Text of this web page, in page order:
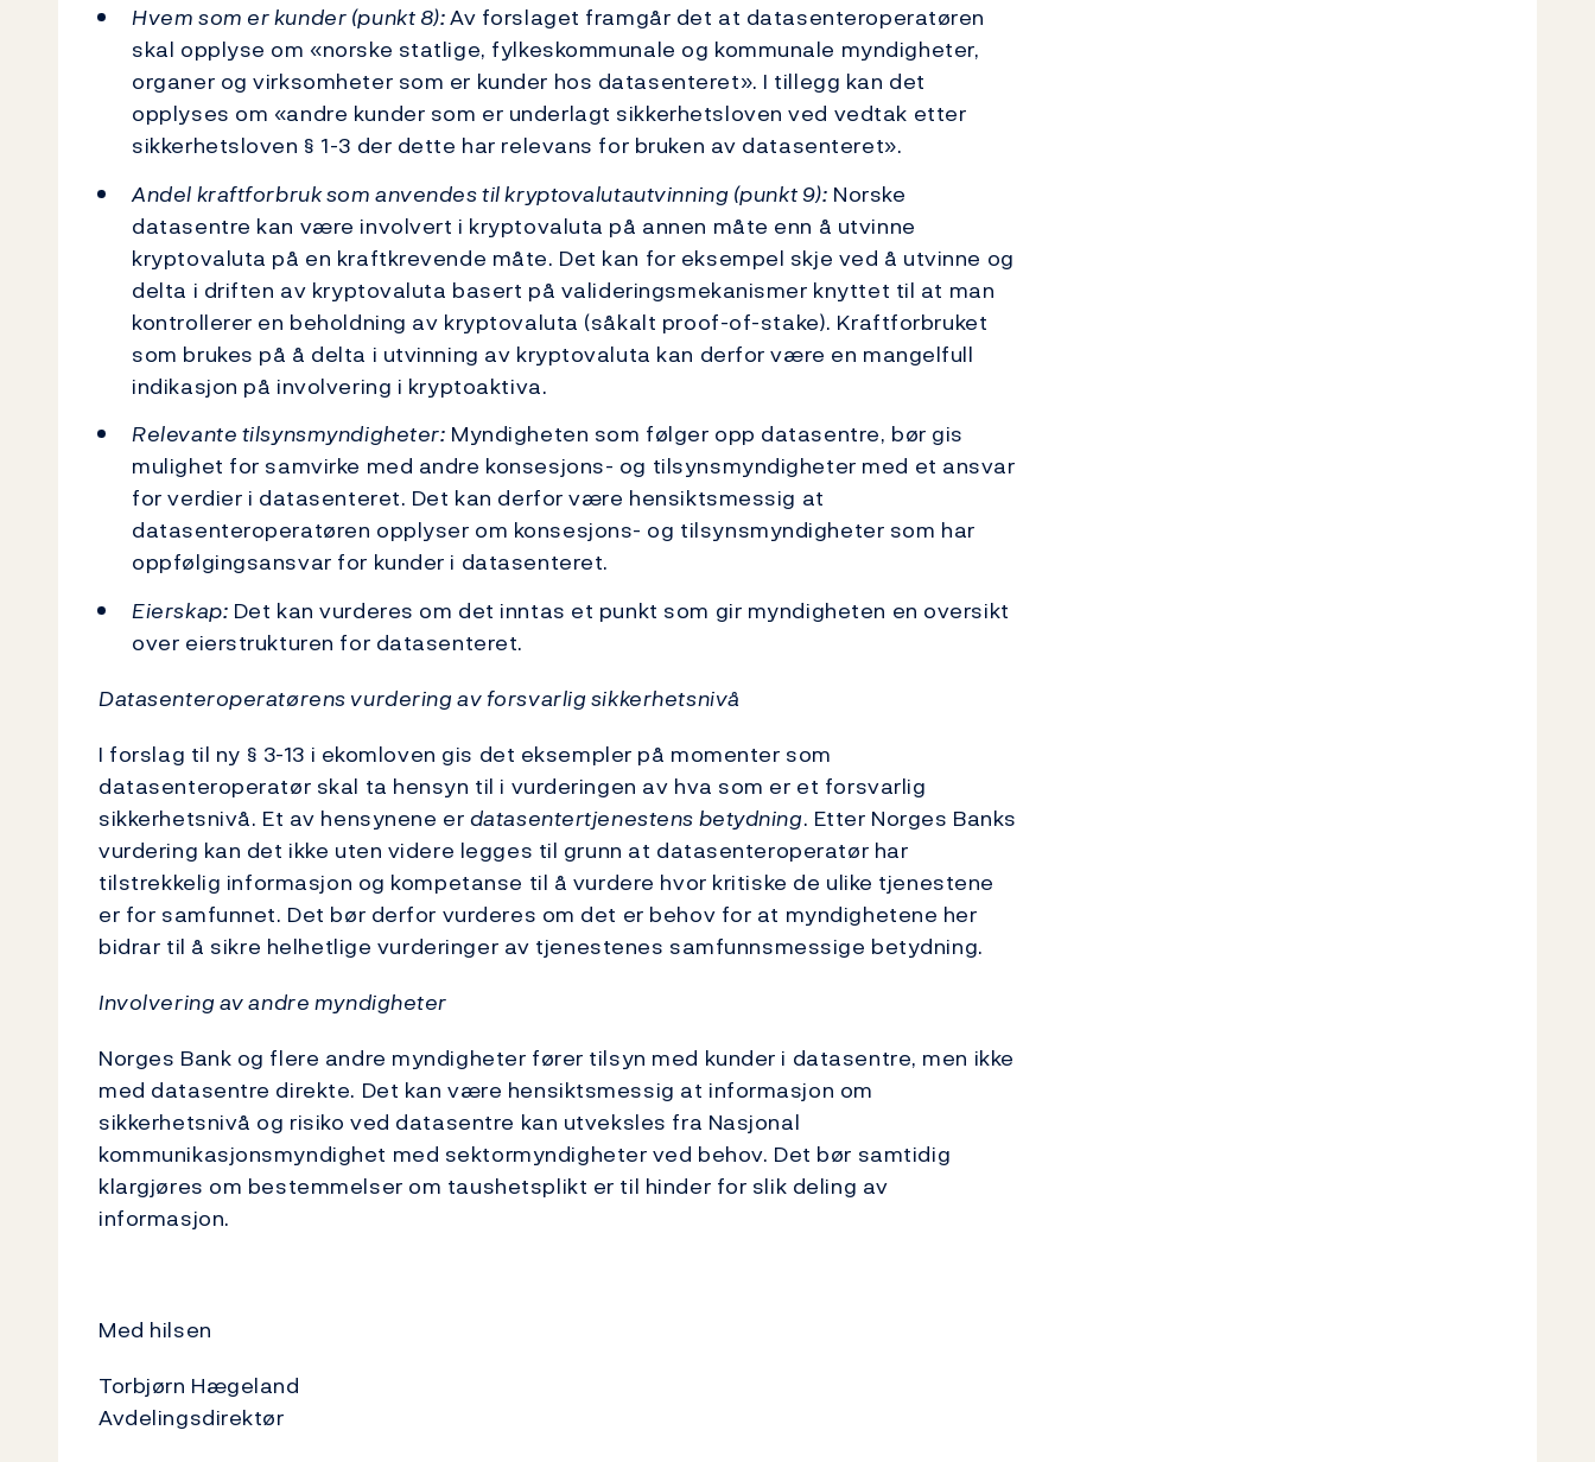
Hvem som er kunder (punkt 8):Av forslaget framgår det at datasenteroperatøren
skal opplyse om «norske statlige, fylkeskommunale og kommunale myndigheter,
organer og virksomheter som er kunder hos datasenteret». I tillegg kan det
opplyses om «andre kunder som er underlagt sikkerhetsloven ved vedtak etter
sikkerhetsloven § 1-3 der dette har relevans for bruken av datasenteret».
Andel kraftforbruk som anvendes til kryptovalutautvinning (punkt 9): Norske
datasentre kan være involvert i kryptovaluta på annen måte enn å utvinne
kryptovaluta på en kraftkrevende måte. Det kan for eksempel skje ved å utvinne og
delta i driften av kryptovaluta basert på valideringsmekanismer knyttet til at man
kontrollerer en beholdning av kryptovaluta (såkalt proof-of-stake). Kraftforbruket
som brukes på å delta i utvinning av kryptovaluta kan derfor være en mangelfull
indikasjon på involvering i kryptoaktiva.
Relevante tilsynsmyndigheter: Myndigheten som følger opp datasentre, bør gis
mulighet for samvirke med andre konsesjons- og tilsynsmyndigheter med et ansvar
for verdier i datasenteret. Det kan derfor være hensiktsmessig at
datasenteroperatøren opplyser om konsesjons- og tilsynsmyndigheter som har
oppfølgingsansvar for kunder i datasenteret.
Eierskap: Det kan vurderes om det inntas et punkt som gir myndigheten en oversikt
over eierstrukturen for datasenteret.
Datasenteroperatørens vurdering av forsvarlig sikkerhetsnivå
I forslag til ny § 3-13 i ekomloven gis det eksempler på momenter som
datasenteroperatør skal ta hensyn til i vurderingen av hva som er et forsvarlig
sikkerhetsnivå. Et av hensynene erdatasentertjenestens betydning. Etter Norges Banks
vurdering kan det ikke uten videre legges til grunn at datasenteroperatør har
tilstrekkelig informasjon og kompetanse til å vurdere hvor kritiske de ulike tjenestene
er for samfunnet. Det bør derfor vurderes om det er behov for at myndighetene her
bidrar til å sikre helhetlige vurderinger av tjenestenes samfunnsmessige betydning.
Involvering av andre myndigheter
Norges Bank og flere andre myndigheter fører tilsyn med kunder i datasentre, men ikke
med datasentre direkte. Det kan være hensiktsmessig at informasjon om
sikkerhetsnivå og risiko ved datasentre kan utveksles fra Nasjonal
kommunikasjonsmyndighet med sektormyndigheter ved behov. Det bør samtidig
klargjøres om bestemmelser om taushetsplikt er til hinder for slik deling av
informasjon.
Med hilsen
Torbjørn Hægeland
Avdelingsdirektør